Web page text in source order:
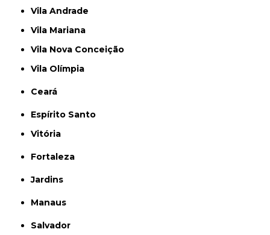
Vila Andrade
Vila Mariana
Vila Nova Conceição
Vila Olímpia
Ceará
Espírito Santo
Vitória
Fortaleza
Jardins
Manaus
Salvador